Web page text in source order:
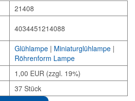
21408
4034451214088
Glühlampe | Miniaturglühlampe |
Röhrenform Lampe
1,00 EUR (zzgl. 19%)
37 Stück